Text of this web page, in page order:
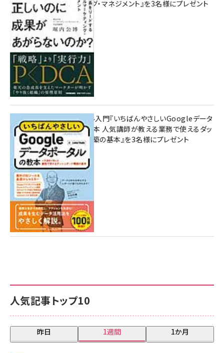
人気記事トップ10
昨日 1週間 1か月
マーケティング・マネジメント』を3名様にプレゼント
10:00
無料BIツール入門『いちばんやさしいGoogleデータ
ポータルの教本 人気講師が教える業務で使えるダッ
シュボード構築の基本』を3名様にプレゼント
7月31日 10:00